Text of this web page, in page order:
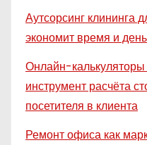
Аутсорсинг клининга
экономит время и
Онлайн-калькуляторы
инструмент расчёта
посетителя в клиента
Ремонт офиса как